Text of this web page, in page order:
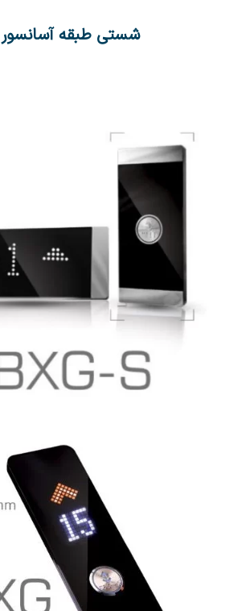
شستی طبقه آسانسور